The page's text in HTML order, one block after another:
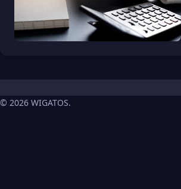
© 2026 WIGATOS.